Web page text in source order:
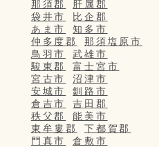
那須郡
肝属郡
袋井市
比企郡
あま市
知多市
仲多度郡
那須塩原市
鳥羽市
武雄市
駿東郡
富士宮市
宮古市
沼津市
安城市
釧路市
倉吉市
吉田郡
秩父郡
能美市
東牟婁郡
下都賀郡
門真市
倉敷市